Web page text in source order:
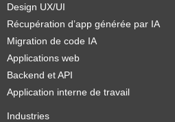
Design UX/UI
Récupération d’app générée par IA
Migration de code IA
Applications web
Backend et API
Application interne de travail
Industries